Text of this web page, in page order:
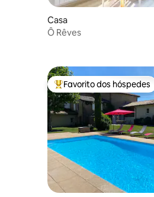
Casa
Ô Rêves
Favoritos dos hóspedes
Favorito dos hóspedes